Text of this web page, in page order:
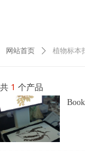
共 1 个产品
网站首页 ꄲ 植物标本